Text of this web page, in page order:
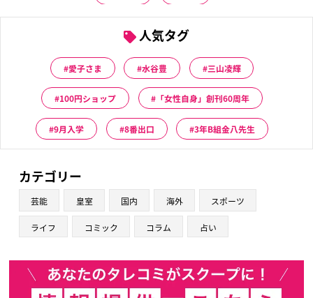
人気タグ
愛子さま 水谷豊 三山凌輝
100円ショップ 「女性自身」創刊60周年
9月入学 8番出口 3年B組金八先生
カテゴリー
芸能 皇室 国内 海外 スポーツ
ライフ コミック コラム 占い